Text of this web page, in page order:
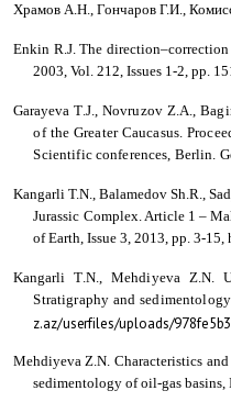
Храмов А.Н., Гончаров Г.И.,
Enkin R.J.The
2003, Vol. 212, Issues 1-2, pp.
Garayeva T.J., Novruzov Z.A.,
of the Greater Caucasus.
Scientific conferences, Berlin.
Kangarli T.N., Balamedov Sh.R.,
Jurassic Complex. Article 1 –
of Earth, Issue 3, 2013, pp. 3-15,
Kangarli T.N., Mehdiyeva Z.N.
Stratigraphy and
z.az/userfiles/uploads/
Mehdiyeva Z.N. Characteristics and
sedimentology of oil-gas